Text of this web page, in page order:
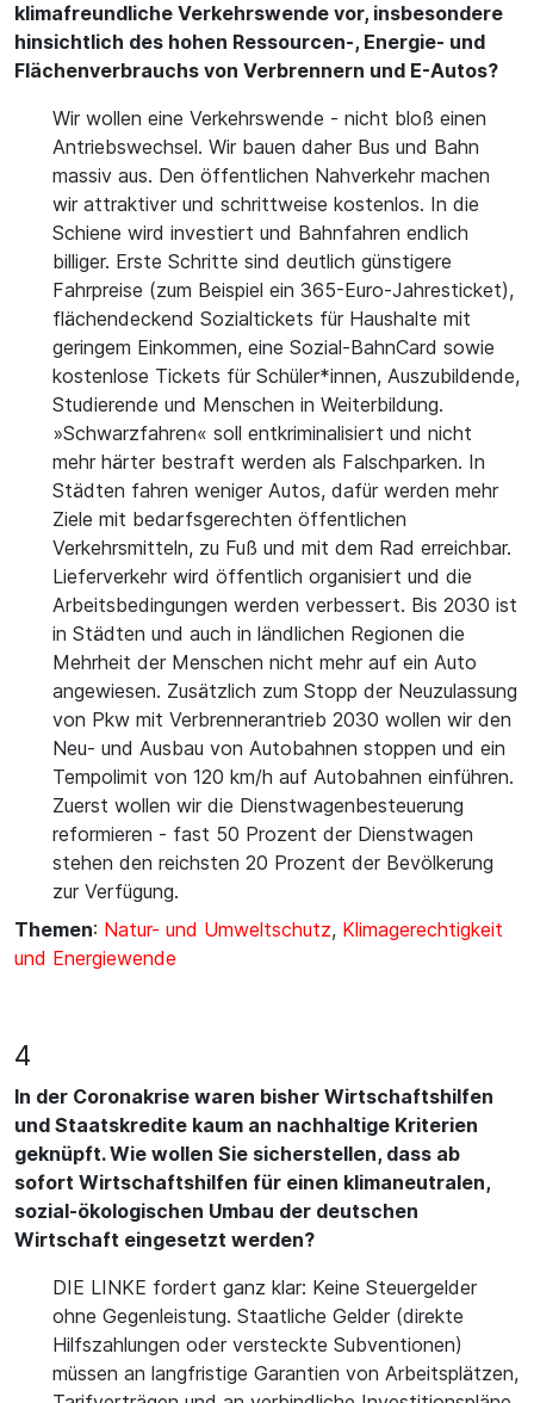
klimafreundliche Verkehrswende vor, insbesondere
hinsichtlich des hohen Ressourcen-, Energie- und
Flächenverbrauchs von Verbrennern und E-Autos?
Wir wollen eine Verkehrswende - nicht bloß einen
Antriebswechsel. Wir bauen daher Bus und Bahn
massiv aus. Den öffentlichen Nahverkehr machen
wir attraktiver und schrittweise kostenlos. In die
Schiene wird investiert und Bahnfahren endlich
billiger. Erste Schritte sind deutlich günstigere
Fahrpreise (zum Beispiel ein 365-Euro-Jahresticket),
flächendeckend Sozialtickets für Haushalte mit
geringem Einkommen, eine Sozial-BahnCard sowie
kostenlose Tickets für Schüler*innen, Auszubildende,
Studierende und Menschen in Weiterbildung.
»Schwarzfahren« soll entkriminalisiert und nicht
mehr härter bestraft werden als Falschparken. In
Städten fahren weniger Autos, dafür werden mehr
Ziele mit bedarfsgerechten öffentlichen
Verkehrsmitteln, zu Fuß und mit dem Rad erreichbar.
Lieferverkehr wird öffentlich organisiert und die
Arbeitsbedingungen werden verbessert. Bis 2030 ist
in Städten und auch in ländlichen Regionen die
Mehrheit der Menschen nicht mehr auf ein Auto
angewiesen. Zusätzlich zum Stopp der Neuzulassung
von Pkw mit Verbrennerantrieb 2030 wollen wir den
Neu- und Ausbau von Autobahnen stoppen und ein
Tempolimit von 120 km/h auf Autobahnen einführen.
Zuerst wollen wir die Dienstwagenbesteuerung
reformieren - fast 50 Prozent der Dienstwagen
stehen den reichsten 20 Prozent der Bevölkerung
zur Verfügung.
Themen: Natur- und Umweltschutz, Klimagerechtigkeit
und Energiewende
4
In der Coronakrise waren bisher Wirtschaftshilfen
und Staatskredite kaum an nachhaltige Kriterien
geknüpft. Wie wollen Sie sicherstellen, dass ab
sofort Wirtschaftshilfen für einen klimaneutralen,
sozial-ökologischen Umbau der deutschen
Wirtschaft eingesetzt werden?
DIE LINKE fordert ganz klar: Keine Steuergelder
ohne Gegenleistung. Staatliche Gelder (direkte
Hilfszahlungen oder versteckte Subventionen)
müssen an langfristige Garantien von Arbeitsplätzen,